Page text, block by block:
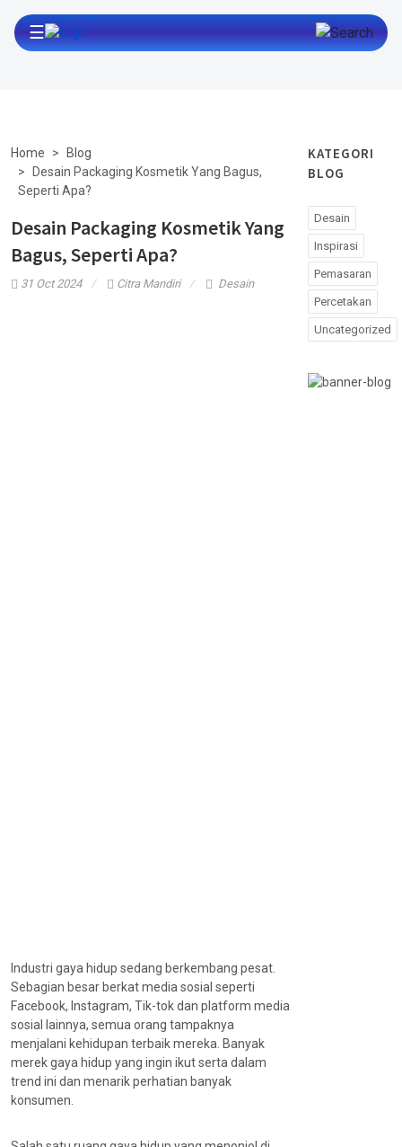
☰
Home
Blog
Desain Packaging Kosmetik Yang Bagus,
Seperti Apa?
Desain Packaging Kosmetik Yang
Bagus, Seperti Apa?
31 Oct 2024 Citra Mandiri Desain
Industri gaya hidup sedang berkembang pesat.
Sebagian besar berkat media sosial seperti
Facebook, Instagram, Tik-tok dan platform media
sosial lainnya, semua orang tampaknya
menjalani kehidupan terbaik mereka. Banyak
merek gaya hidup yang ingin ikut serta dalam
trend ini dan menarik perhatian banyak
konsumen.
KATEGORI
BLOG
Desain
Inspirasi
Pemasaran
Percetakan
Uncategorized